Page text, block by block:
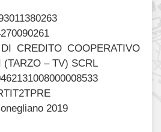
CREDITO COOPERATIVO
(TARZO – TV) SCRL
2019